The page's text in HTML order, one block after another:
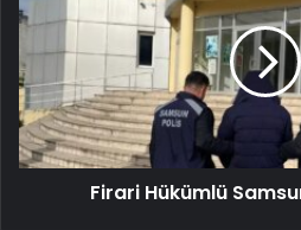
Firari Hükümlü